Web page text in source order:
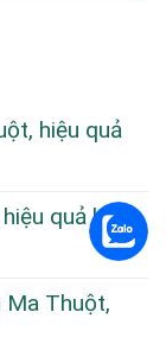
hiệu quả
quả hàng
Ma Thuột,